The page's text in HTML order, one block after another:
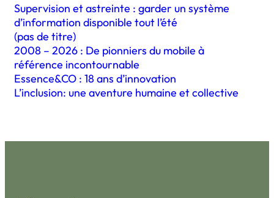
Supervision et astreinte : garder un système
d’information disponible tout l’été
(pas de titre)
2008 – 2026 : De pionniers du mobile à
référence incontournable
Essence&CO : 18 ans d’innovation
L’inclusion: une aventure humaine et collective